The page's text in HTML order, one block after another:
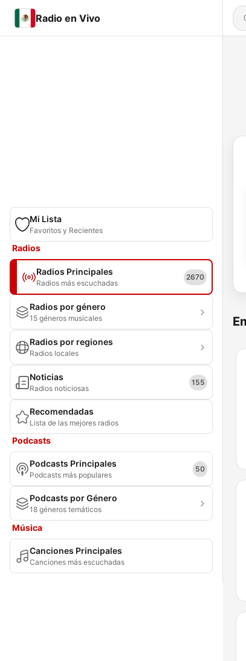
Radio en Vivo
Mi Lista
Favoritos y Recientes
Radios
Radios Principales
Radios más escuchadas
2670
Radios por género
15 géneros musicales
Radios por regiones
Radios locales
Noticias
Radios noticiosas
155
Recomendadas
Lista de las mejores radios
Podcasts
Podcasts Principales
Podcasts más populares
50
Podcasts por Género
18 géneros temáticos
Música
Canciones Principales
Canciones más escuchadas